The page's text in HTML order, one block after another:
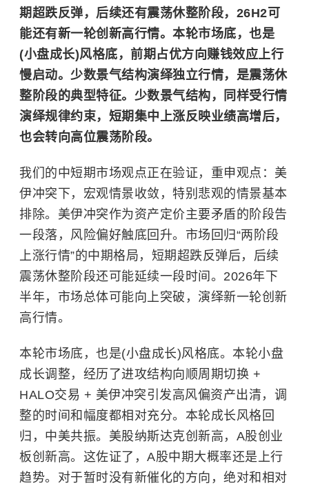
期超跌反弹，后续还有震荡休整阶段，26H2可
能还有新一轮创新高行情。本轮市场底，也是
(小盘成长)风格底，前期占优方向赚钱效应上行
慢启动。少数景气结构演绎独立行情，是震荡休
整阶段的典型特征。少数景气结构，同样受行情
演绎规律约束，短期集中上涨反映业绩高增后，
也会转向高位震荡阶段。
我们的中短期市场观点正在验证，重申观点：美
伊冲突下，宏观情景收敛，特别悲观的情景基本
排除。美伊冲突作为资产定价主要矛盾的阶段告
一段落，风险偏好触底回升。市场回归“两阶段
上涨行情”的中期格局，短期超跌反弹后，后续
震荡休整阶段还可能延续一段时间。2026年下
半年，市场总体可能向上突破，演绎新一轮创新
高行情。
本轮市场底，也是(小盘成长)风格底。本轮小盘
成长调整，经历了进攻结构向顺周期切换 +
HALO交易 + 美伊冲突引发高风偏资产出清，调
整的时间和幅度都相对充分。本轮成长风格回
归，中美共振。美股纳斯达克创新高，A股创业
板创新高。这佐证了，A股中期大概率还是上行
趋势。对于暂时没有新催化的方向，绝对和相对